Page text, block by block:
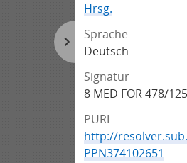
Hrsg.
Sprache
Deutsch
Signatur
8 MED FOR 478/
PURL
http://
PPN374102651